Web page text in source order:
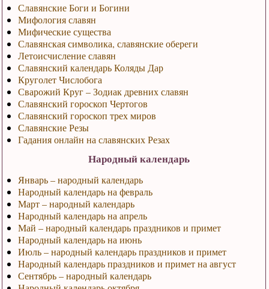
Славянские Боги и Богини
Мифология славян
Мифические существа
Славянская символика, славянские обереги
Летоисчисление славян
Славянский календарь Коляды Дар
Круголет Числобога
Сварожий Круг – Зодиак древних славян
Славянский гороскоп Чертогов
Славянский гороскоп трех миров
Славянские Резы
Гадания онлайн на славянских Резах
Народный календарь
Январь – народный календарь
Народный календарь на февраль
Март – народный календарь
Народный календарь на апрель
Май – народный календарь праздников и примет
Народный календарь на июнь
Июль – народный календарь праздников и примет
Народный календарь праздников и примет на август
Сентябрь – народный календарь